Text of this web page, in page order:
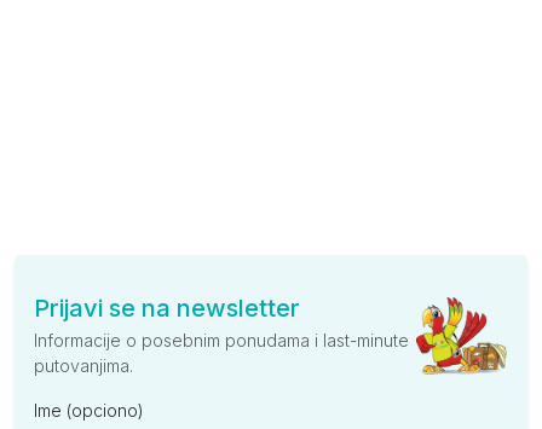
Prijavi se na newsletter
Informacije o posebnim ponudama i last-minute
putovanjima.
Ime (opciono)